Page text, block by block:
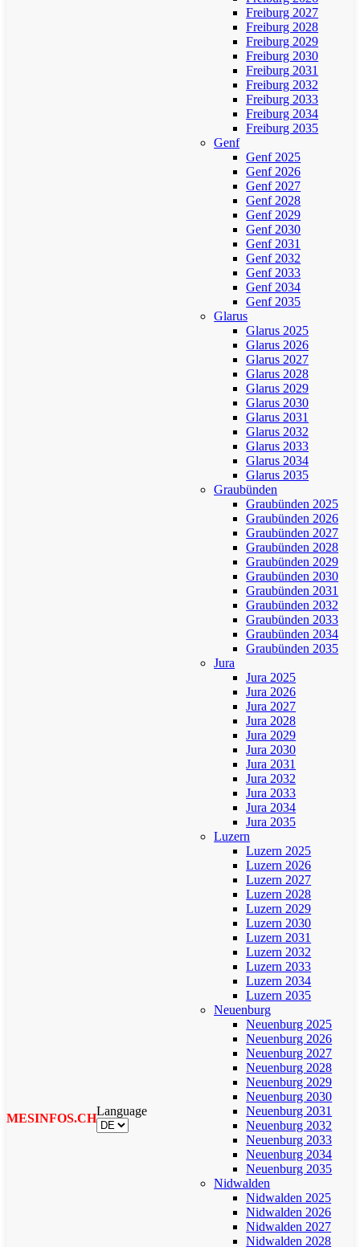
MESINFOS.CH
Language
Freiburg 2027
Freiburg 2028
Freiburg 2029
Freiburg 2030
Freiburg 2031
Freiburg 2032
Freiburg 2033
Freiburg 2034
Freiburg 2035
Genf
Genf 2025
Genf 2026
Genf 2027
Genf 2028
Genf 2029
Genf 2030
Genf 2031
Genf 2032
Genf 2033
Genf 2034
Genf 2035
Glarus
Glarus 2025
Glarus 2026
Glarus 2027
Glarus 2028
Glarus 2029
Glarus 2030
Glarus 2031
Glarus 2032
Glarus 2033
Glarus 2034
Glarus 2035
Graubünden
Graubünden 2025
Graubünden 2026
Graubünden 2027
Graubünden 2028
Graubünden 2029
Graubünden 2030
Graubünden 2031
Graubünden 2032
Graubünden 2033
Graubünden 2034
Graubünden 2035
Jura
Jura 2025
Jura 2026
Jura 2027
Jura 2028
Jura 2029
Jura 2030
Jura 2031
Jura 2032
Jura 2033
Jura 2034
Jura 2035
Luzern
Luzern 2025
Luzern 2026
Luzern 2027
Luzern 2028
Luzern 2029
Luzern 2030
Luzern 2031
Luzern 2032
Luzern 2033
Luzern 2034
Luzern 2035
Neuenburg
Neuenburg 2025
Neuenburg 2026
Neuenburg 2027
Neuenburg 2028
Neuenburg 2029
Neuenburg 2030
Neuenburg 2031
Neuenburg 2032
Neuenburg 2033
Neuenburg 2034
Neuenburg 2035
Nidwalden
Nidwalden 2025
Nidwalden 2026
Nidwalden 2027
Nidwalden 2028